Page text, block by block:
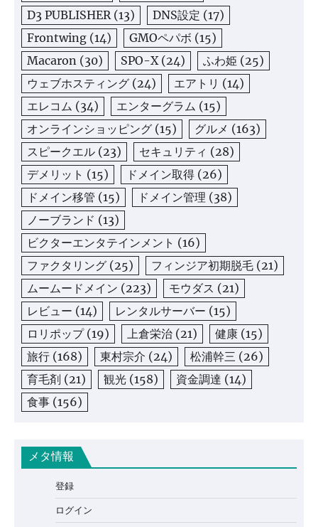
D3 PUBLISHER (13) DNS設定 (17)
Frontwing (14) GMOペパボ (15)
Macaron (30) SPO-X (24) ふわ姫 (25)
ウェブホスティング (24) エアトリ (14)
エレコム (34) エンターグラム (15)
オンラインショッピング (15) グルメ (163)
スピークエル (23) セキュリティ (28)
デメリット (15) ドメイン取得 (26)
ドメイン移管 (15) ドメイン管理 (38)
ノーブランド (13)
ビクターエンタテインメント (16)
ファクタリング (25) フィンジア初期脱毛 (21)
ムームードメイン (223) モウダス (21)
レビュー (14) レンタルサーバー (15)
ロリポップ(19) 上倉栄治 (21) 健康 (15)
旅行 (168) 東村宗介 (24) 松浦幹三 (26)
育毛剤 (21) 観光 (158) 資金調達 (14)
食事 (156)
メタ情報
登録
ログイン